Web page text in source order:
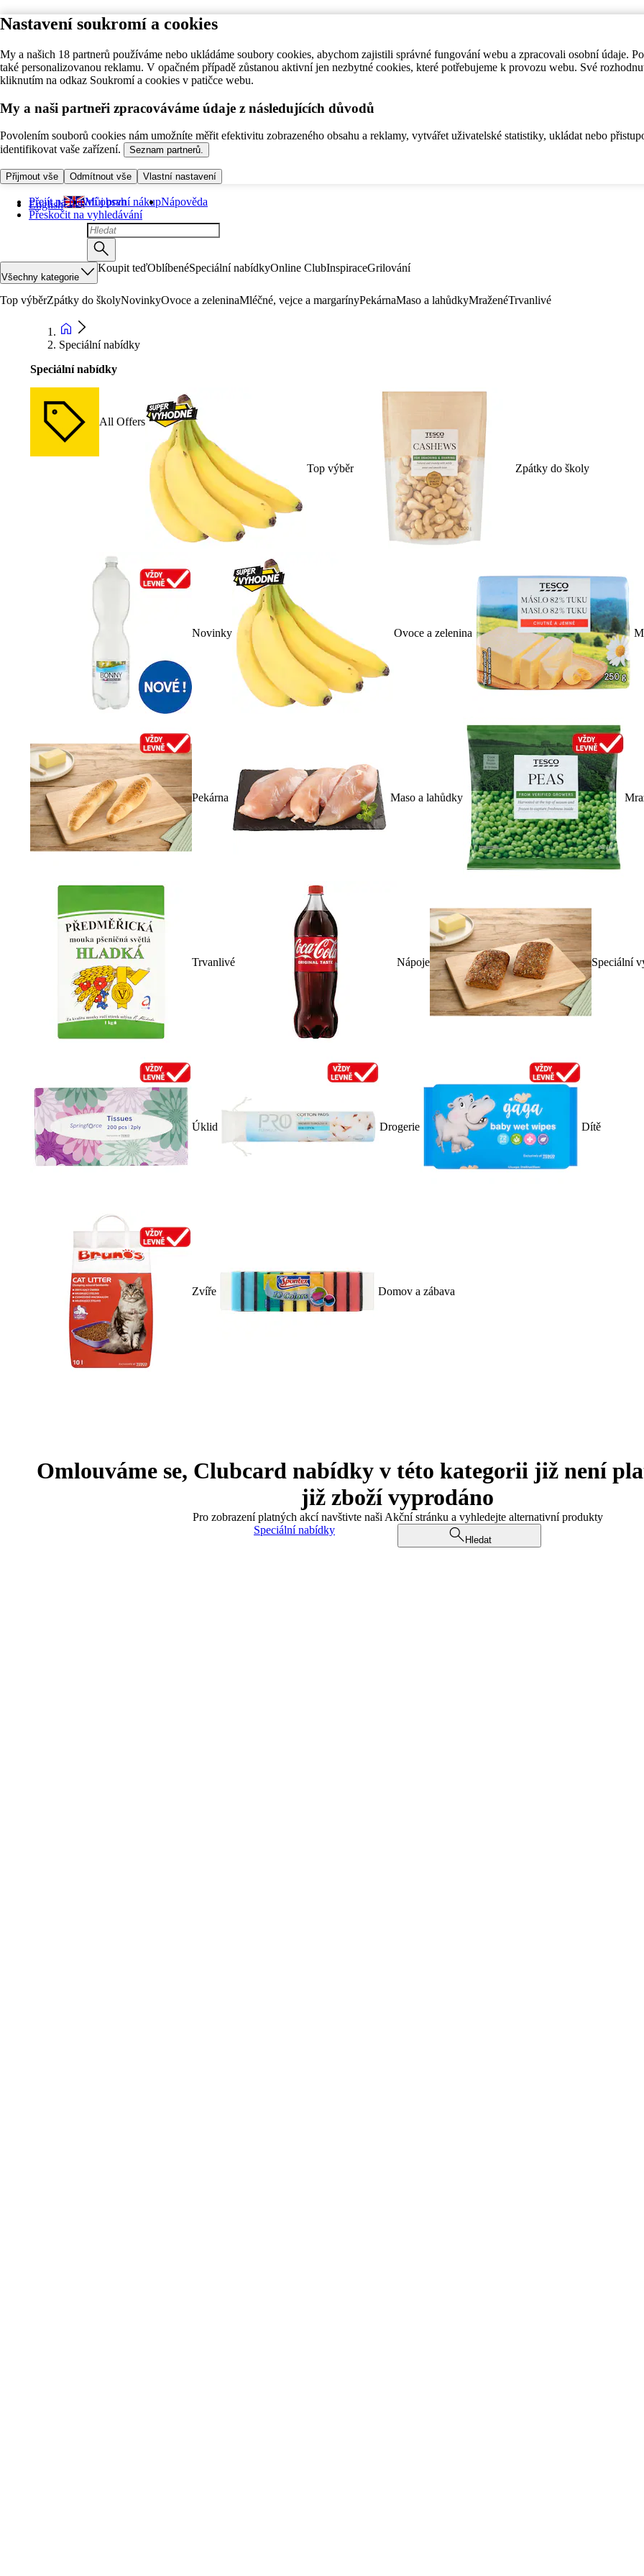
Nastavení soukromí a cookies
My a našich 18 partnerů používáme nebo ukládáme soubory cookies, abychom zajistili správné fungování webu a zpracovali osobní údaje.
také personalizovanou reklamu. V opačném případě zůstanou aktivní jen nezbytné cookies, které potřebujeme k provozu webu. Své
kliknutím na odkaz Soukromí a cookies v patičce webu.
My a naši partneři zpracováváme údaje z následujících důvodů
Povolením souborů cookies nám umožníte měřit efektivitu zobrazeného obsahu a reklamy, vytvářet uživatelské statistiky, ukládat nebo
identifikovat vaše zařízení.
Seznam partnerů.
Přijmout vše Odmítnout vše Vlastní nastavení
Přejít na hlavní obsah
Přeskočit na vyhledávání
English Můj první nákupNápověda
Všechny kategorie
Koupit teďOblíbenéSpeciální nabídkyOnline ClubInspiraceGrilování
Top výběrZpátky do školyNovinkyOvoce a zeleninaMléčné, vejce a margarínyPekárnaMaso a lahůdkyMraženéTrvanlivé
Speciální nabídky
Speciální nabídky
All Offers
Top výběr Zpátky do školy
Novinky Ovoce a zelenina
Pekárna Maso a lahůdky
Trvanlivé Nápoje Speciální
Úklid Drogerie Dítě
Zvíře Domov a zábava
Omlouváme se, Clubcard nabídky v této kategorii již není
již zboží vyprodáno
Pro zobrazení platných akcí navštivte naši Akční stránku a vyhledejte alternativní produkty
Speciální nabídky
Hledat